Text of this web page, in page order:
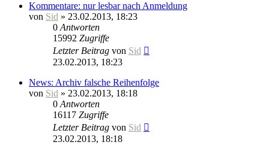
Kommentare: nur lesbar nach Anmeldung
von Sid » 23.02.2013, 18:23
0 Antworten
15992 Zugriffe
Letzter Beitrag von Sid
23.02.2013, 18:23
News: Archiv falsche Reihenfolge
von Sid » 23.02.2013, 18:18
0 Antworten
16117 Zugriffe
Letzter Beitrag von Sid
23.02.2013, 18:18